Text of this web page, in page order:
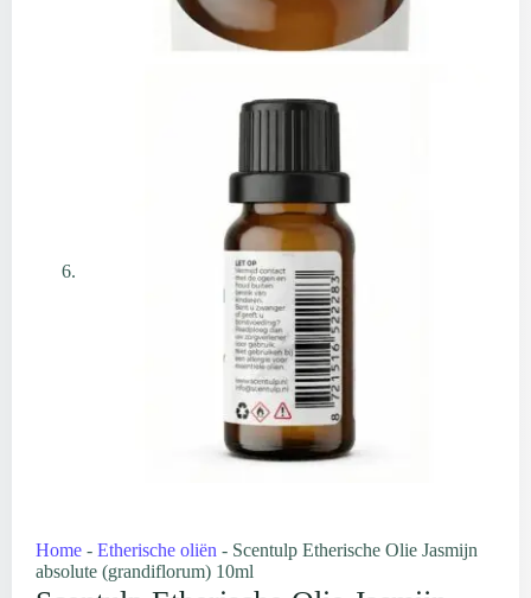
Home - Etherische oliën - Scentulp Etherische Olie Jasmijn
absolute (grandiflorum) 10ml